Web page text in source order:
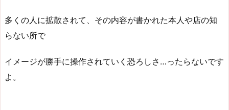
多くの人に拡散されて、その内容が書かれた本人や店の知
らない所で
イメージが勝手に操作されていく恐ろしさ…ったらないです
よ。